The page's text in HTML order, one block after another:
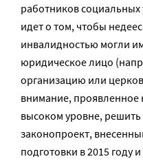
работников
идет о том, чтобы
инвалидностью могли
юридическое лицо
организацию или
внимание, проявленное
высоком уровне, решить
законопроект,
подготовки в 2015 году